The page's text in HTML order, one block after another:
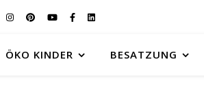
ÖKO KINDER BESATZUNG